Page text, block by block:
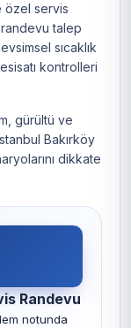
özel servis
randevu talep
sıcaklık
kontrolleri
gürültü ve
Bakırköy
dikkate
Randevu
notunda